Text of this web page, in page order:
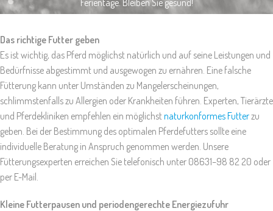
Ferientage. Bleiben Sie gesund!
Das richtige Futter geben
Es ist wichtig, das Pferd möglichst natürlich und auf seine Leistungen und
Bedürfnisse abgestimmt und ausgewogen zu ernähren. Eine falsche
Fütterung kann unter Umständen zu Mangelerscheinungen,
schlimmstenfalls zu Allergien oder Krankheiten führen. Experten, Tierärzte
und Pferdekliniken empfehlen ein möglichstnaturkonformes Futterzu
geben. Bei der Bestimmung des optimalen Pferdefutters sollte eine
individuelle Beratung in Anspruch genommen werden. Unsere
Fütterungsexperten erreichen Sie telefonisch unter 08631–98 82 20 oder
per E-Mail.
Kleine Futterpausen und periodengerechte Energiezufuhr